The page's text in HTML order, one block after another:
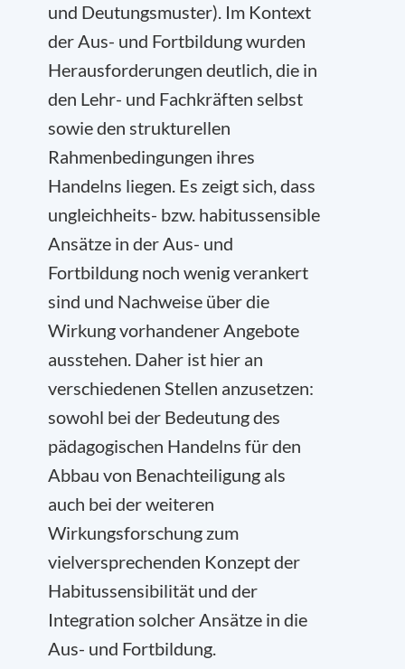
und Deutungsmuster). Im Kontext
der Aus- und Fortbildung wurden
Herausforderungen deutlich, die in
den Lehr- und Fachkräften selbst
sowie den strukturellen
Rahmenbedingungen ihres
Handelns liegen. Es zeigt sich, dass
ungleichheits- bzw. habitussensible
Ansätze in der Aus- und
Fortbildung noch wenig verankert
sind und Nachweise über die
Wirkung vorhandener Angebote
ausstehen. Daher ist hier an
verschiedenen Stellen anzusetzen:
sowohl bei der Bedeutung des
pädagogischen Handelns für den
Abbau von Benachteiligung als
auch bei der weiteren
Wirkungsforschung zum
vielversprechenden Konzept der
Habitussensibilität und der
Integration solcher Ansätze in die
Aus- und Fortbildung.